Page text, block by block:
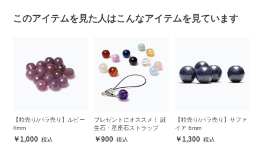
このアイテムを見た人はこんなアイテムを見ています
【粒売り/バラ売り】ルビー
4mm
1,000
プレゼントにオススメ！ 誕
生石・星座石ストラップ
900
【粒売り/バラ売り】サファ
イア 6mm
1,300